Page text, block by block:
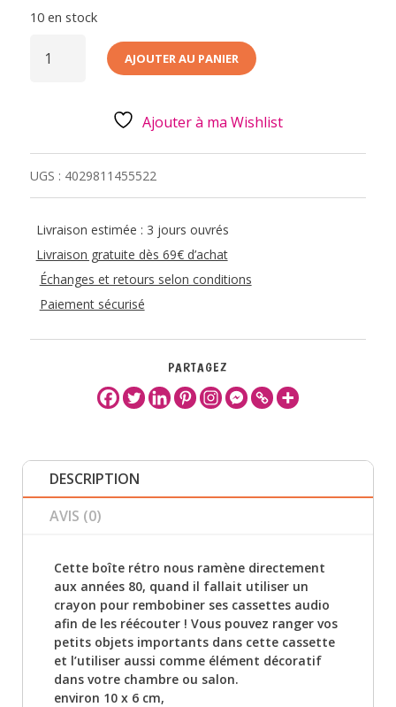
10 en stock
DE
BOITE AJOUTER AU PANIER
Ajouter à ma Wishlist
UGS : 4029811455522
Livraison estimée : 3 jours ouvrés
Livraison gratuite dès 69€ d’achat
Échanges et retours selon conditions
Paiement sécurisé
PARTAGEZ
DESCRIPTION
AVIS (0)
Cette boîte rétro nous ramène directement
aux années 80, quand il fallait utiliser un
crayon pour rembobiner ses cassettes audio
afin de les réécouter ! Vous pouvez ranger vos
petits objets importants dans cette cassette
et l’utiliser aussi comme élément décoratif
dans votre chambre ou salon.
environ 10 x 6 cm,